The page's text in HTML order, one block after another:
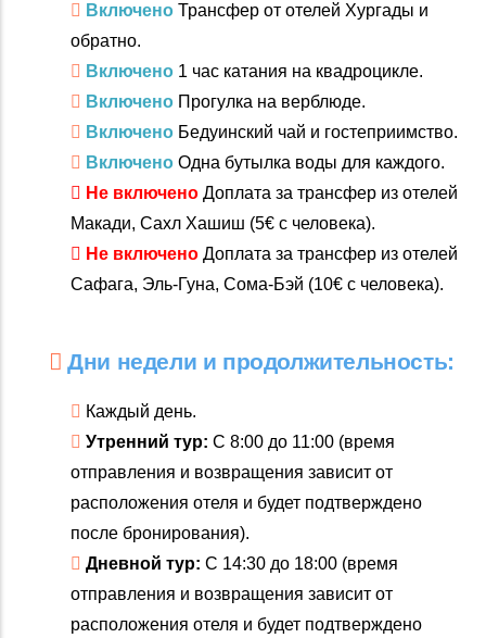
Включено Трансфер от отелей Хургады и
обратно.
Включено 1 час катания на квадроцикле.
Включено Прогулка на верблюде.
Включено Бедуинский чай и гостеприимство.
Включено Одна бутылка воды для каждого.
Не включено Доплата за трансфер из отелей
Макади, Сахл Хашиш (5€ с человека).
Не включено Доплата за трансфер из отелей
Сафага, Эль-Гуна, Сома-Бэй (10€ с человека).
Дни недели и продолжительность:
Каждый день.
Утренний тур: С 8:00 до 11:00 (время
отправления и возвращения зависит от
расположения отеля и будет подтверждено
после бронирования).
Дневной тур: С 14:30 до 18:00 (время
отправления и возвращения зависит от
расположения отеля и будет подтверждено